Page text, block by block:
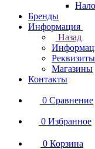
Бренды
Информация
Назад
Реквизиты
Магазины
Контакты
0 Сравнение
0 Избранное
0 Корзина